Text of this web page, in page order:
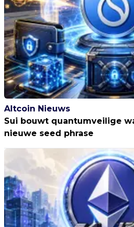
Altcoin Nieuws
Sui bouwt quantumveilige
nieuwe seed phrase